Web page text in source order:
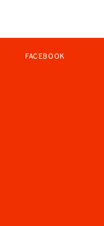
FACEBOOK